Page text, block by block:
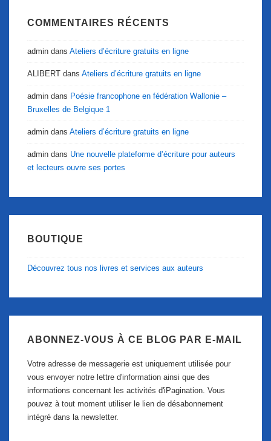
COMMENTAIRES RÉCENTS
admin dans Ateliers d’écriture gratuits en ligne
ALIBERT dans Ateliers d’écriture gratuits en ligne
admin dans Poésie francophone en fédération Wallonie –
Bruxelles de Belgique 1
admin dans Ateliers d’écriture gratuits en ligne
admin dans Une nouvelle plateforme d’écriture pour auteurs
et lecteurs ouvre ses portes
BOUTIQUE
Découvrez tous nos livres et services aux auteurs
ABONNEZ-VOUS À CE BLOG PAR E-MAIL
Votre adresse de messagerie est uniquement utilisée pour
vous envoyer notre lettre d'information ainsi que des
informations concernant les activités d'iPagination. Vous
pouvez à tout moment utiliser le lien de désabonnement
intégré dans la newsletter.